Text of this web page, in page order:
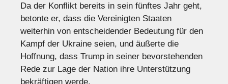
Da der Konflikt bereits in sein fünftes Jahr geht,
betonte er, dass die Vereinigten Staaten
weiterhin von entscheidender Bedeutung für den
Kampf der Ukraine seien, und äußerte die
Hoffnung, dass Trump in seiner bevorstehenden
Rede zur Lage der Nation ihre Unterstützung
bekräftigen werde.